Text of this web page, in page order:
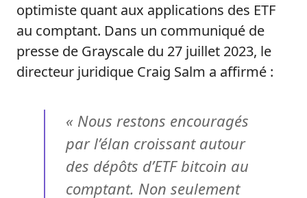
optimiste quant aux applications des ETF
au comptant. Dans un communiqué de
presse de Grayscale du 27 juillet 2023, le
directeur juridique Craig Salm a affirmé :
« Nous restons encouragés
par l’élan croissant autour
des dépôts d’ETF bitcoin au
comptant. Non seulement